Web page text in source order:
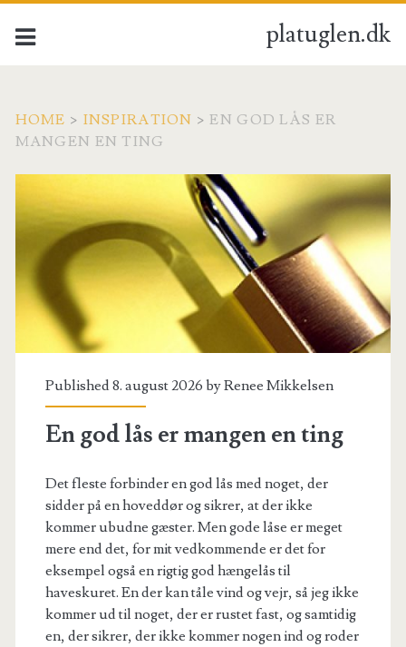
platuglen.dk
HOME > INSPIRATION >EN GOD LÅS ER
MANGEN EN TING
Published 8. august 2026 byRenee Mikkelsen
En god lås er mangen en ting
Det fleste forbinder en god lås med noget, der
sidder på en hoveddør og sikrer, at der ikke
kommer ubudne gæster. Men gode låse er meget
mere end det, for mit vedkommende er det for
eksempel også en rigtig god hængelås til
haveskuret. En der kan tåle vind og vejr, så jeg ikke
kommer ud til noget, der er rustet fast, og samtidig
en, der sikrer, der ikke kommer nogen ind og roder